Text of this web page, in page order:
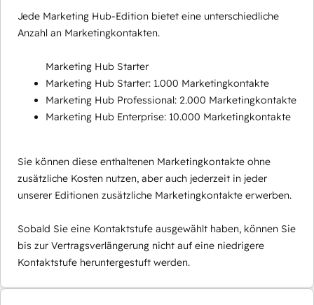
Jede Marketing Hub-Edition bietet eine unterschiedliche
Anzahl an Marketingkontakten.
Marketing Hub Starter
Marketing Hub Starter: 1.000 Marketingkontakte
Marketing Hub Professional: 2.000 Marketingkontakte
Marketing Hub Enterprise: 10.000 Marketingkontakte
Sie können diese enthaltenen Marketingkontakte ohne
zusätzliche Kosten nutzen, aber auch jederzeit in jeder
unserer Editionen zusätzliche Marketingkontakte erwerben.
Sobald Sie eine Kontaktstufe ausgewählt haben, können Sie
bis zur Vertragsverlängerung nicht auf eine niedrigere
Kontaktstufe heruntergestuft werden.